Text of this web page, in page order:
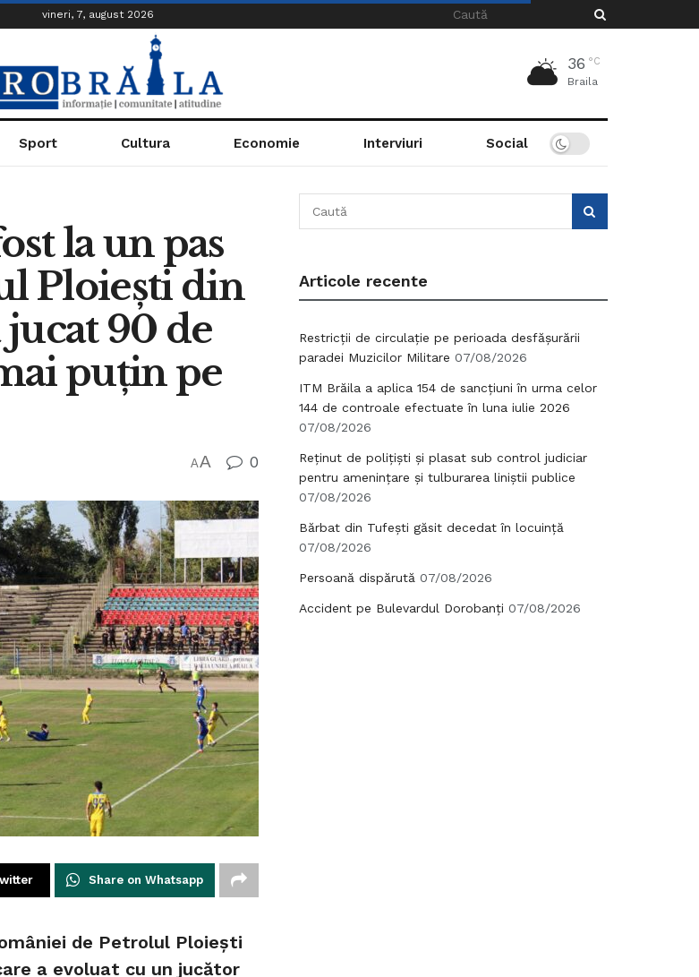
vineri, 7, august 2026
36 °C
Braila
Sport Cultura Economie Interviuri Social
la un pas
Ploiești din
90 de
puțin pe
AA 0
Share on Whatsapp
de Petrolul Ploiești
a evoluat cu un jucător
Articole recente
Restricții de circulație pe perioada desfășurării
paradei Muzicilor Militare 07/08/2026
ITM Brăila a aplica 154 de sancțiuni în urma celor
144 de controale efectuate în luna iulie 2026
07/08/2026
Reținut de polițiști și plasat sub control judiciar
pentru amenințare și tulburarea liniștii publice
07/08/2026
Bărbat din Tufești găsit decedat în locuință
07/08/2026
Persoană dispărută 07/08/2026
Accident pe Bulevardul Dorobanți 07/08/2026